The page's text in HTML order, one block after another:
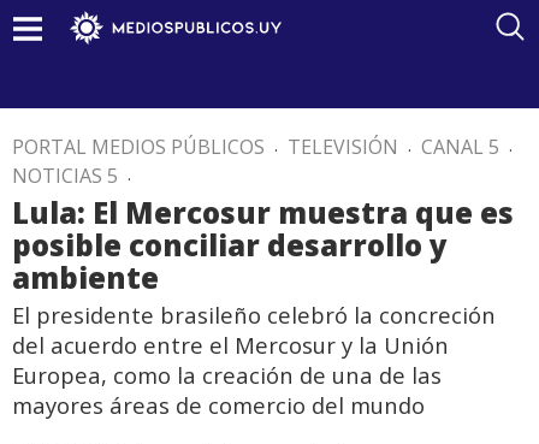
PORTAL MEDIOS PÚBLICOS . TELEVISIÓN . CANAL 5 .
NOTICIAS 5 .
Lula: El Mercosur muestra que es
posible conciliar desarrollo y
ambiente
El presidente brasileño celebró la concreción
del acuerdo entre el Mercosur y la Unión
Europea, como la creación de una de las
mayores áreas de comercio del mundo